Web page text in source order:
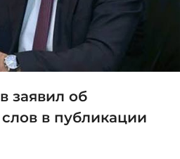
заявил об
в публикации